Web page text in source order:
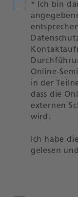
* Ich bin
Online-
in der
dass die
externen
wird.
Ich habe die
gelesen